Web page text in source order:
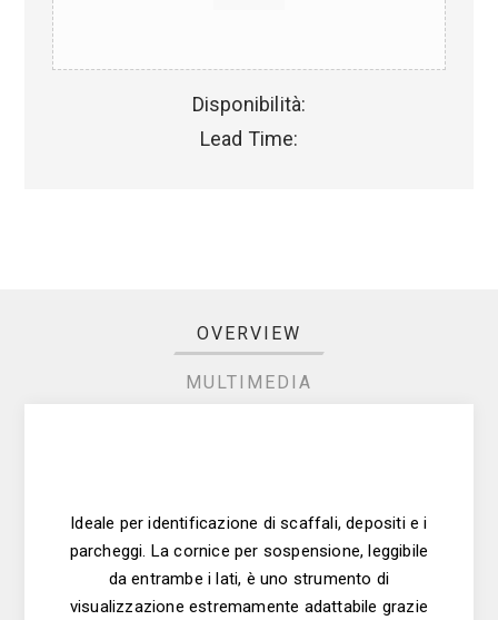
Disponibilità:
Lead Time:
OVERVIEW
MULTIMEDIA
Ideale per identificazione di scaffali, depositi e i
parcheggi. La cornice per sospensione, leggibile
da entrambe i lati, è uno strumento di
visualizzazione estremamente adattabile grazie